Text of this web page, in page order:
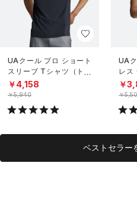
UAクール プロ ショート
スリーブ Tシャツ（トレ
ーニング/MEN）
￥4,158
￥5,940
UA
レス
グ/
￥
￥
ベストセラー